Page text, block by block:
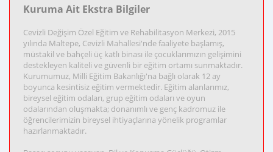
Kuruma Ait Ekstra Bilgiler
Cevizli Değişim Özel Eğitim ve Rehabilitasyon Merkezi, 2015
yılında Maltepe, Cevizli Mahallesi'nde faaliyete başlamış,
müstakil ve bahçeli üç katlı binası ile çocuklarımızın gelişimini
destekleyen kaliteli ve güvenli bir eğitim ortamı sunmaktadır.
Kurumumuz, Milli Eğitim Bakanlığı'na bağlı olarak 12 ay
boyunca kesintisiz eğitim vermektedir. Eğitim alanlarımız,
bireysel eğitim odaları, grup eğitim odaları ve oyun
odalarından oluşmakta; donanımlı ve genç kadromuz ile
öğrencilerimizin bireysel ihtiyaçlarına yönelik programlar
hazırlanmaktadır.